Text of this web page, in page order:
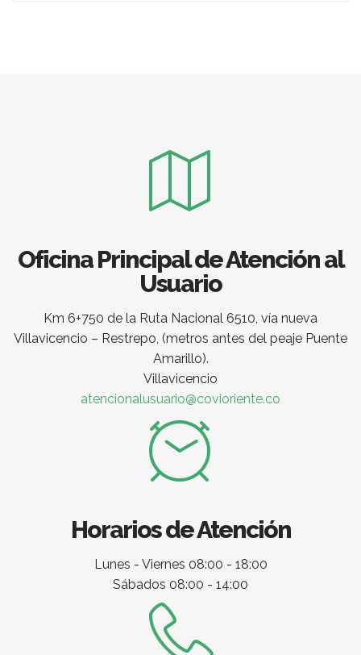
Oficina Principal de Atención al
Usuario
Km 6+750 de la Ruta Nacional 6510, vía nueva
Villavicencio – Restrepo, (metros antes del peaje Puente
Amarillo).
Villavicencio
atencionalusuario@covioriente.co
Horarios de Atención
Lunes - Viernes 08:00 - 18:00
Sábados 08:00 - 14:00